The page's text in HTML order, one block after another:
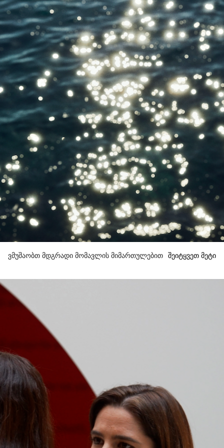
ვმუშაობთ მდგრადი მომავლის მიმართულებით შეიტყვეთ მეტი